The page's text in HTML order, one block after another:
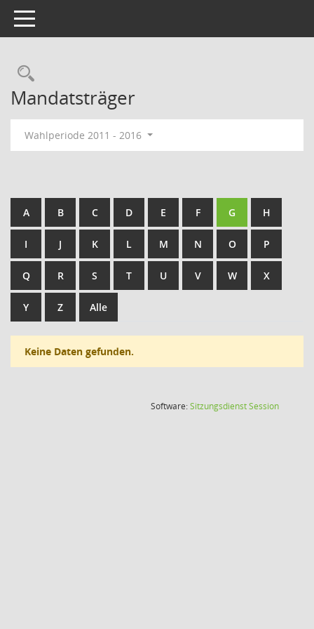
Toggle navigation
Rechercheauswahl
Mandatsträger
Wahlperiode 2011 - 2016
A B C D E F G H
I J K L M N O P
Q R S T U V W X
Y Z Alle
Keine Daten gefunden.
Software:SitzungsdienstSession(Wird in